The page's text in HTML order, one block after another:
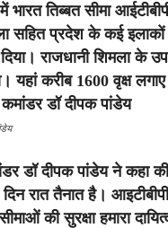
भारत तिब्बत सीमा
सहित प्रदेश के कई
राजधानी शिमला के
यहां करीब 1600 वृक्ष
डॉ दीपक पांडेय ने कहा
रात तैनात है।
की सुरक्षा हमारा